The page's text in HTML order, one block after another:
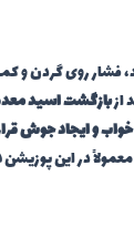
فشار روی گردن و
ازبازگشت اسید
و ایجاد جوش
در این پوزیشن